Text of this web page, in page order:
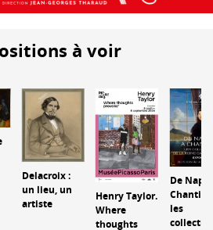
à voir
Delacroix :
un lieu, un
artiste
Henry Taylor.
Where
thoughts
De
les